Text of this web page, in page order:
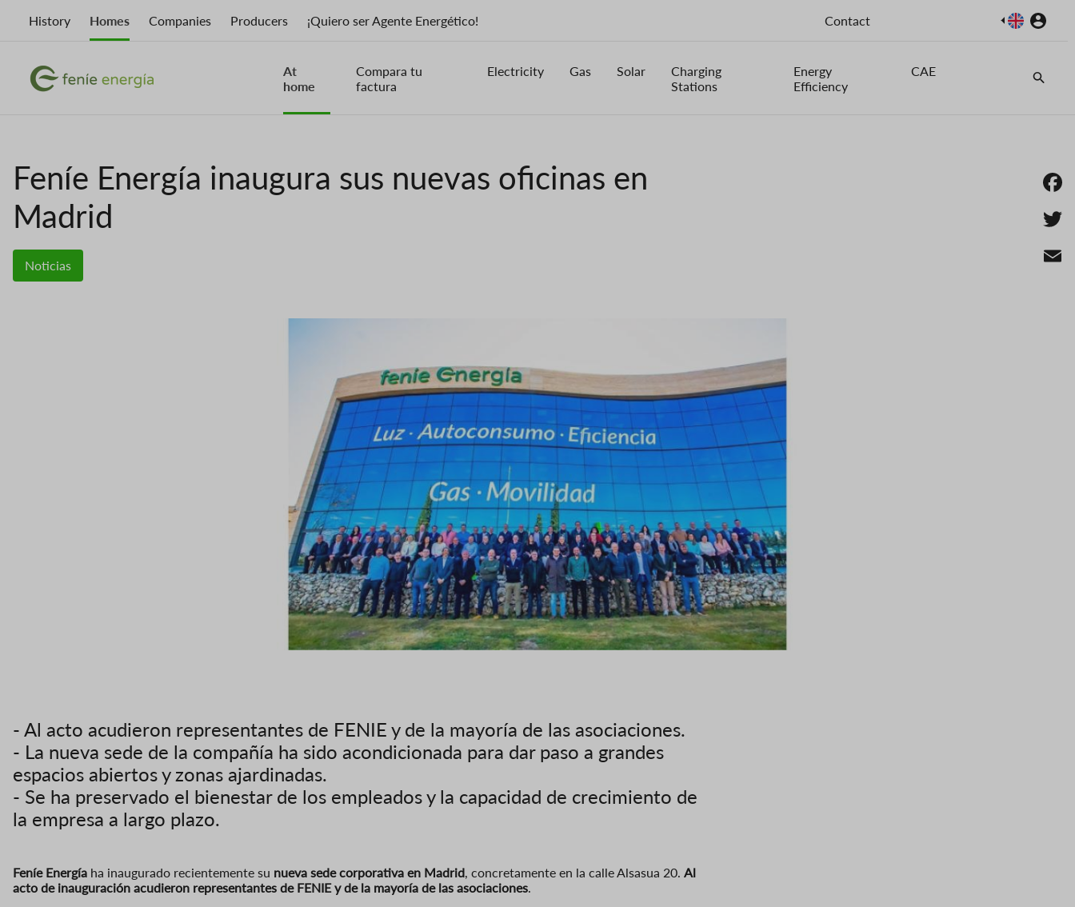
content
History Homes Companies Producers ¡Quiero ser Agente Energético! Contact Image
ImageImage
At
home
Compara tu
factura
Electricity Gas Solar
Charging
Stations
Energy
Efficiency
CAE
Feníe Energía inaugura sus nuevas oficinas en
Madrid
Noticias
- Al acto acudieron representantes de FENIE y de la mayoría de las asociaciones.
- La nueva sede de la compañía ha sido acondicionada para dar paso a grandes
espacios abiertos y zonas ajardinadas.
- Se ha preservado el bienestar de los empleados y la capacidad de crecimiento de
la empresa a largo plazo.
Feníe Energía ha inaugurado recientemente su nueva sede corporativa en Madrid, concretamente en la calle Alsasua 20. Al
acto de inauguración acudieron representantes de FENIE y de la mayoría de las asociaciones.